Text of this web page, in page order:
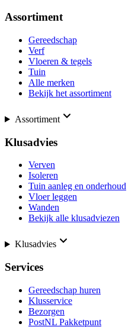
Assortiment
Gereedschap
Verf
Vloeren & tegels
Tuin
Alle merken
Bekijk het assortiment
Assortiment
Klusadvies
Verven
Isoleren
Tuin aanleg en onderhoud
Vloer leggen
Wanden
Bekijk alle klusadviezen
Klusadvies
Services
Gereedschap huren
Klusservice
Bezorgen
PostNL Pakketpunt